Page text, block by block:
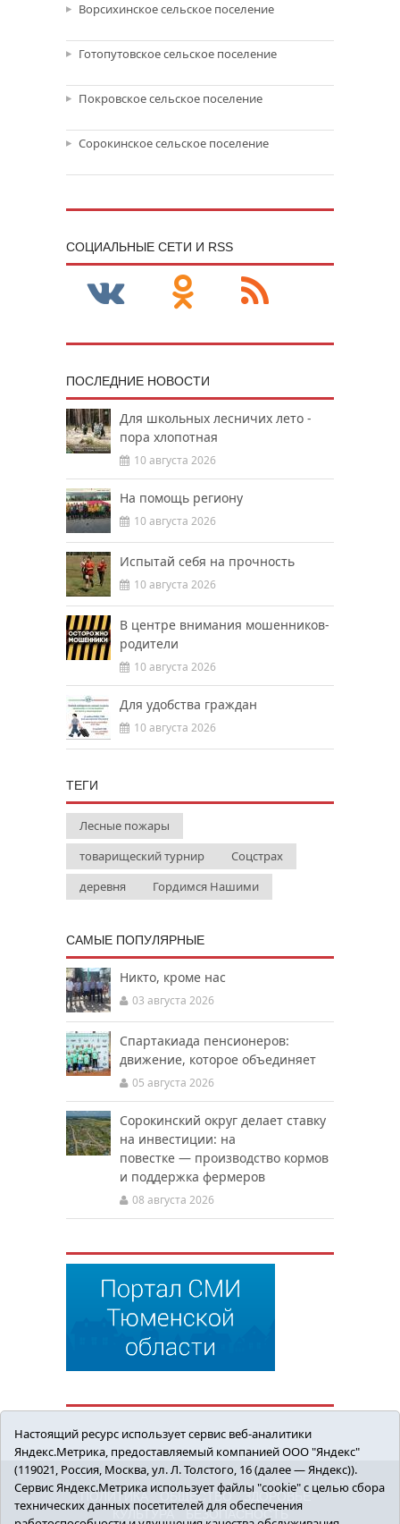
Ворсихинское сельское поселение
Готопутовское сельское поселение
Покровское сельское поселение
Сорокинское сельское поселение
CОЦИАЛЬНЫЕ СЕТИ И RSS
ПОСЛЕДНИЕ НОВОСТИ
Для школьных лесничих лето -
пора хлопотная
10 августа 2026
На помощь региону
10 августа 2026
Испытай себя на прочность
10 августа 2026
В центре внимания мошенников-
родители
10 августа 2026
Для удобства граждан
10 августа 2026
ТЕГИ
Лесные пожары
товарищеский турнир
Соцстрах
деревня
Гордимся Нашими
САМЫЕ ПОПУЛЯРНЫЕ
Никто, кроме нас
03 августа 2026
Спартакиада пенсионеров:
движение, которое объединяет
05 августа 2026
Сорокинский округ делает ставку
на инвестиции: на
повестке — производство кормов
и поддержка фермеров
08 августа 2026
ПОЛИТИКА ОБЩЕСТВО
ЗДОРОВЬЕ
КУЛЬТУРА
БЕЗОПАСНОСТЬ
Настоящий ресурс использует сервис веб-аналитики
Яндекс.Метрика, предоставляемый компанией ООО "Яндекс"
(119021, Россия, Москва, ул. Л. Толстого, 16 (далее — Яндекс)).
Сервис Яндекс.Метрика использует файлы "cookie" с целью сбора
технических данных посетителей для обеспечения